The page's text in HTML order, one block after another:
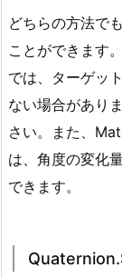
l
e
a
h
f.
v
}
///
///
///
///
}
public
{
///
どちらの方法で
ことができます
では、ターゲッ
ない場合があり
さい。また、
は、角度の変化
できます。